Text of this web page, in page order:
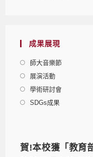
成果展現
師大音樂節
展演活動
學術研討會
SDGs成果
賀!本校獲「教育